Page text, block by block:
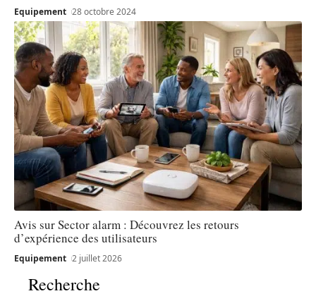
Equipement 28 octobre 2024
Avis sur Sector alarm : Découvrez les retours
d’expérience des utilisateurs
Equipement 2 juillet 2026
Recherche